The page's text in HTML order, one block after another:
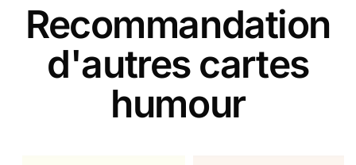
Recommandation
d'autres cartes
humour